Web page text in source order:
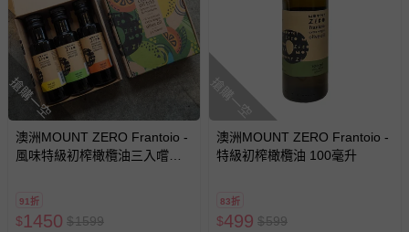
搶購一空
澳洲MOUNT ZERO Frantoio -
風味特級初榨橄欖油三入嚐鮮
91折
$1450 $1599
搶購一空
澳洲MOUNT ZERO Frantoio -
特級初榨橄欖油 100毫升
83折
$499 $599